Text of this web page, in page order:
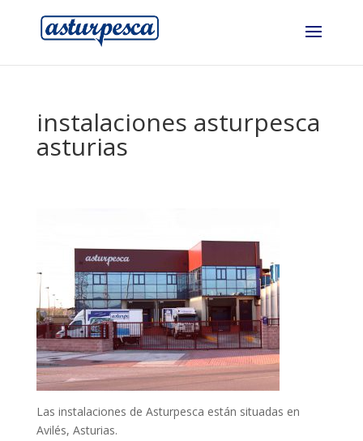
instalaciones asturpesca
asturias
Las instalaciones de Asturpesca están situadas en
Avilés, Asturias.